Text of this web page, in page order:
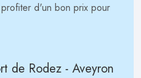
d'un bon prix pour
de Rodez - Aveyron